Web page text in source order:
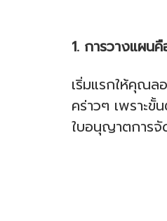
1. การวางแผน
เริ่มแรกให้คุณล
คร่าวๆ เพราะ
ใบอนุญาตการจั